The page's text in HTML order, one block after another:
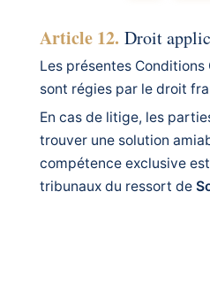
Article 12. Droit
Les présentes Conditions
sont régies par le droit
En cas de litige, les
trouver une solution
compétence exclusive
tribunaux du ressort de